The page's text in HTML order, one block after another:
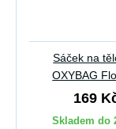
Sáček na
OXYBAG
169
Skladem do